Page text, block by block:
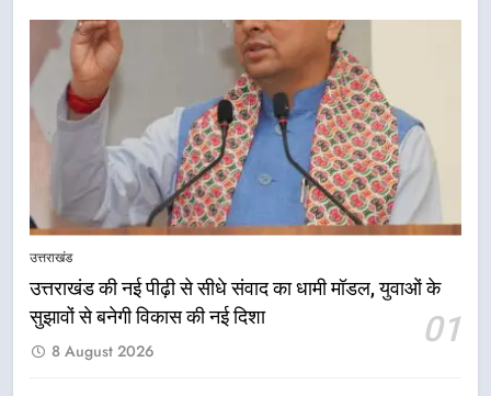
उत्तराखंड
उत्तराखंड की नई पीढ़ी से सीधे संवाद का धामी मॉडल, युवाओं के
सुझावों से बनेगी विकास की नई दिशा
01
8 August 2026
एमडीडीए बोर्ड बैठक में 25 विकास प्रस्तावों
को मिली मंजूरी, देहरादून-मसूरी के
नियोजित विकास को मिलेगी रफ्तार
उत्तराखंड
मुख्यमंत्री धामी के प्रयासों से बनबसा रेलवे
ठहराव हुआ स्वीकृत
उत्तराखंड
1